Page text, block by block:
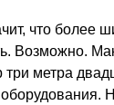
что более
Возможно.
метра